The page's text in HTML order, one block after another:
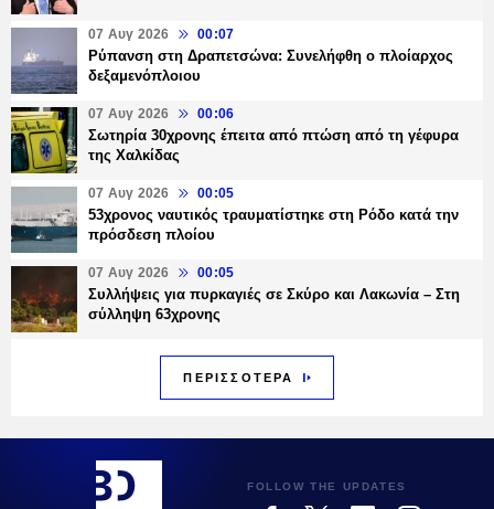
07 Αυγ 2026 00:07
Ρύπανση στη Δραπετσώνα: Συνελήφθη ο πλοίαρχος
δεξαμενόπλοιου
07 Αυγ 2026 00:06
Σωτηρία 30χρονης έπειτα από πτώση από τη γέφυρα
της Χαλκίδας
07 Αυγ 2026 00:05
53χρονος ναυτικός τραυματίστηκε στη Ρόδο κατά την
πρόσδεση πλοίου
07 Αυγ 2026 00:05
Συλλήψεις για πυρκαγιές σε Σκύρο και Λακωνία – Στη
σύλληψη 63χρονης
ΠΕΡΙΣΣΟΤΕΡΑ
FOLLOW THE UPDATES